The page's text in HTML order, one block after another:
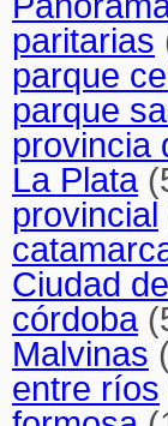
paritarias
parque
parque
provincia
La Plata
provincial
Ciudad
córdoba
Malvinas
entre ríos